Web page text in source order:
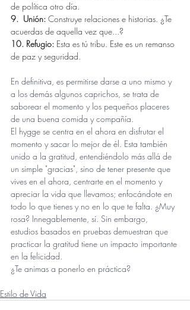
de política otro día.
9. Unión: Construye relaciones e historias. ¿Te
acuerdas de aquella vez que...?
10. Refugio: Esta es tú tribu. Este es un remanso
de paz y seguridad.
En definitiva, es permitirse darse a uno mismo y
a los demás algunos caprichos, se trata de
saborear el momento y los pequeños placeres
de una buena comida y compañía.
El hygge se centra en el ahora en disfrutar el
momento y sacar lo mejor de él. Esta también
unido a la gratitud, entendiéndolo más allá de
un simple "gracias", sino de tener presente que
vives en el ahora, centrarte en el momento y
apreciar la vida que llevamos; enfocándote en
todo lo que tienes y no en lo que te falta. ¿Muy
rosa? Innegablemente, sí. Sin embargo,
estudios basados en pruebas demuestran que
practicar la gratitud tiene un impacto importante
en la felicidad.
¿Te animas a ponerlo en práctica?
Estilo de Vida